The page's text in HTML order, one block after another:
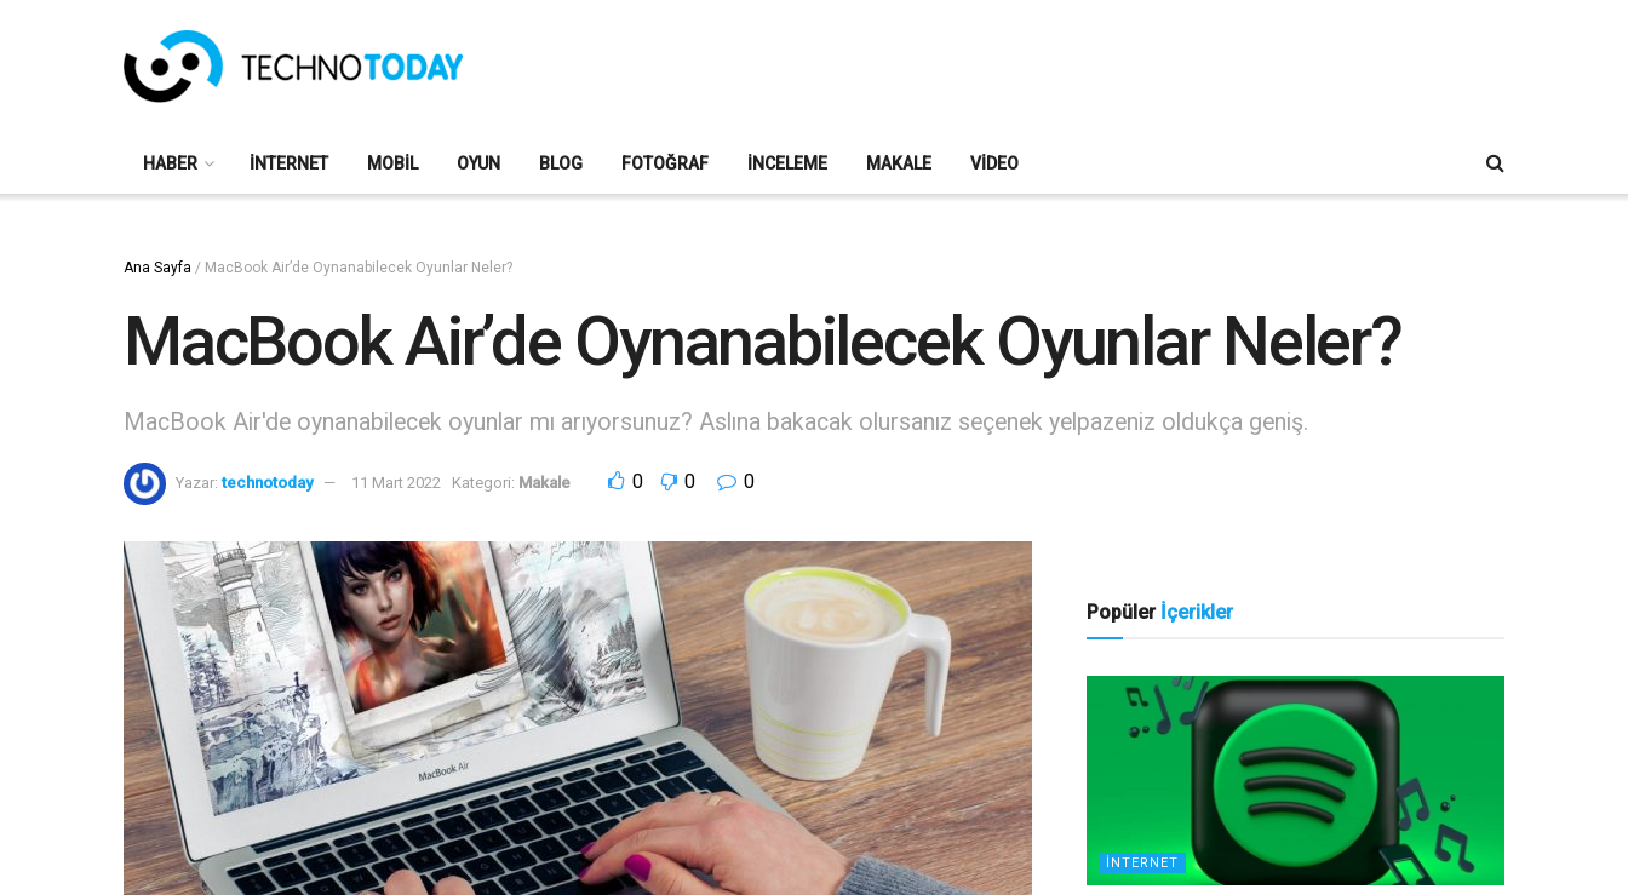
HABER İNTERNET MOBIL OYUN BLOG FOTOĞRAF İNCELEME MAKALE VIDEO
Ana Sayfa / MacBook Air’de Oynanabilecek Oyunlar Neler?
MacBook Air’de Oynanabilecek Oyunlar Neler?
MacBook Air'de oynanabilecek oyunlar mı arıyorsunuz? Aslına bakacak olursanız seçenek yelpazeniz oldukça geniş.
Yazar: technotoday 11 Mart 2022 Kategori: Makale 0 0 0
Popüler İçerikler
İNTERNET